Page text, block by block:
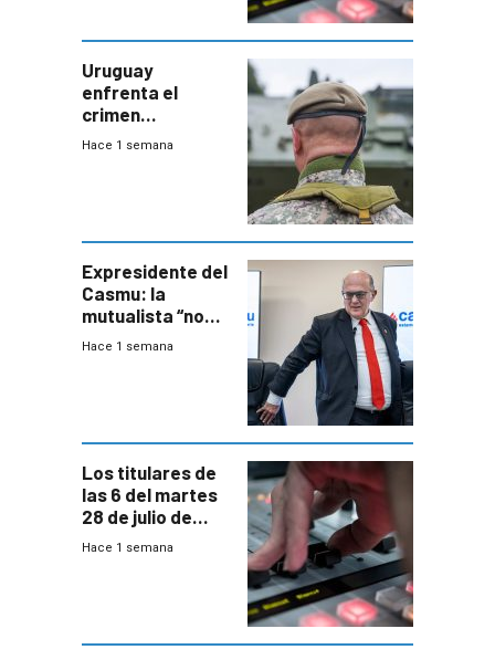
Uruguay
enfrenta el
crimen
organizado con
seguridad
Hace 1 semana
Expresidente del
Casmu: la
mutualista “no
está para pagar”
Hace 1 semana
Los titulares de
las 6 del martes
28 de julio de
2026
Hace 1 semana